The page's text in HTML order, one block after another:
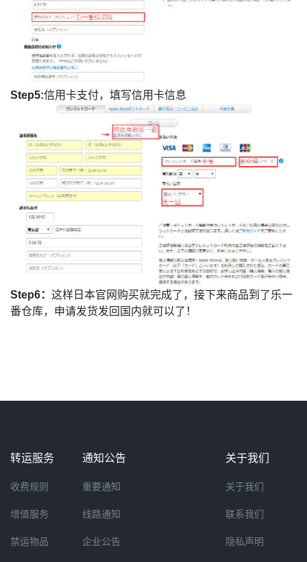
Step5:信用卡支付，填写信用卡信息
Step6： 这样日本官网购买就完成了，接下来商品到了乐一
番仓库，申请发货发回国内就可以了！
转运服务
收费规则
增值服务
禁运物品
通知公告
重要通知
线路通知
企业公告
关于我们
关于我们
联系我们
隐私声明